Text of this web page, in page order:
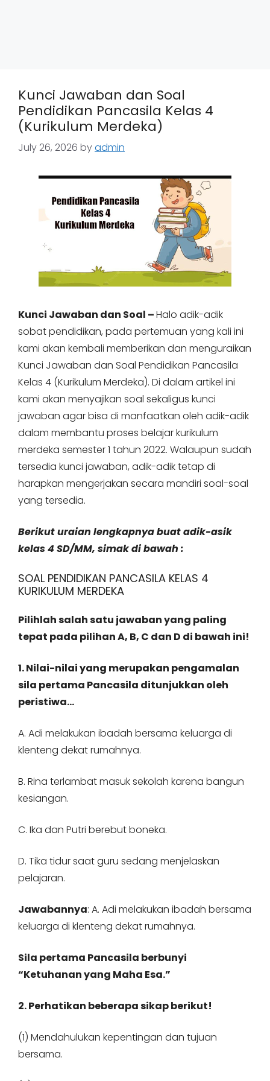
Kunci Jawaban dan Soal
Pendidikan Pancasila Kelas 4
(Kurikulum Merdeka)
July 26, 2026 byadmin
Kunci Jawaban dan Soal –Halo adik-adik
sobat pendidikan, pada pertemuan yang kali ini
kami akan kembali memberikan dan menguraikan
Kunci Jawaban dan Soal Pendidikan Pancasila
Kelas 4 (Kurikulum Merdeka). Di dalam artikel ini
kami akan menyajikan soal sekaligus kunci
jawaban agar bisa di manfaatkan oleh adik-adik
dalam membantu proses belajar kurikulum
merdeka semester 1 tahun 2022. Walaupun sudah
tersedia kunci jawaban, adik-adik tetap di
harapkan mengerjakan secara mandiri soal-soal
yang tersedia.
Berikut uraian lengkapnya buat adik-asik
kelas 4 SD/MM, simak di bawah :
SOAL PENDIDIKAN PANCASILA KELAS 4
KURIKULUM MERDEKA
Pilihlah salah satu jawaban yang paling
tepat pada pilihan A, B, C dan D di bawah ini!
1. Nilai-nilai yang merupakan pengamalan
sila pertama Pancasila ditunjukkan oleh
peristiwa…
A. Adi melakukan ibadah bersama keluarga di
klenteng dekat rumahnya.
B. Rina terlambat masuk sekolah karena bangun
kesiangan.
C. Ika dan Putri berebut boneka.
D. Tika tidur saat guru sedang menjelaskan
pelajaran.
Jawabannya: A. Adi melakukan ibadah bersama
keluarga di klenteng dekat rumahnya.
Sila pertama Pancasila berbunyi
“Ketuhanan yang Maha Esa.”
2. Perhatikan beberapa sikap berikut!
(1) Mendahulukan kepentingan dan tujuan
bersama.